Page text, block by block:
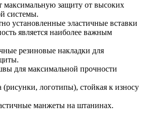
максимальную защиту от высоких
системы.
установленные эластичные вставки
является наиболее важным
резиновые накладки для
для максимальной прочности
(рисунки, логотипы), стойкая к износу
манжеты на штанинах.